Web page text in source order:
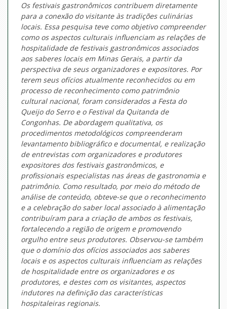
Os festivais gastronômicos contribuem diretamente
para a conexão do visitante às tradições culinárias
locais. Essa pesquisa teve como objetivo compreender
como os aspectos culturais influenciam as relações de
hospitalidade de festivais gastronômicos associados
aos saberes locais em Minas Gerais, a partir da
perspectiva de seus organizadores e expositores. Por
terem seus ofícios atualmente reconhecidos ou em
processo de reconhecimento como patrimônio
cultural nacional, foram considerados a Festa do
Queijo do Serro e o Festival da Quitanda de
Congonhas. De abordagem qualitativa, os
procedimentos metodológicos compreenderam
levantamento bibliográfico e documental, e realização
de entrevistas com organizadores e produtores
expositores dos festivais gastronômicos, e
profissionais especialistas nas áreas de gastronomia e
patrimônio. Como resultado, por meio do método de
análise de conteúdo, obteve-se que o reconhecimento
e a celebração do saber local associado à alimentação
contribuíram para a criação de ambos os festivais,
fortalecendo a região de origem e promovendo
orgulho entre seus produtores. Observou-se também
que o domínio dos ofícios associados aos saberes
locais e os aspectos culturais influenciam as relações
de hospitalidade entre os organizadores e os
produtores, e destes com os visitantes, aspectos
indutores na definição das características
hospitaleiras regionais.